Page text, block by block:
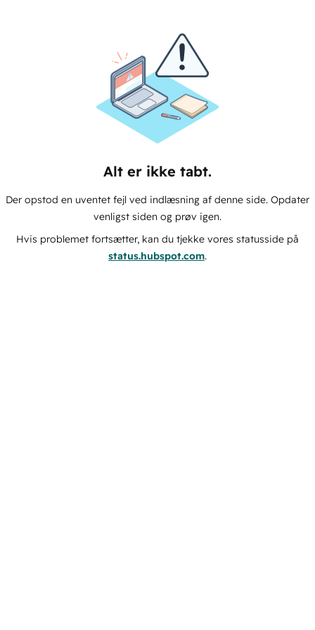
Alt er ikke tabt.
Der opstod en uventet fejl ved indlæsning af denne side. Opdater
venligst siden og prøv igen.
Hvis problemet fortsætter, kan du tjekke vores statusside på
status.hubspot.com.